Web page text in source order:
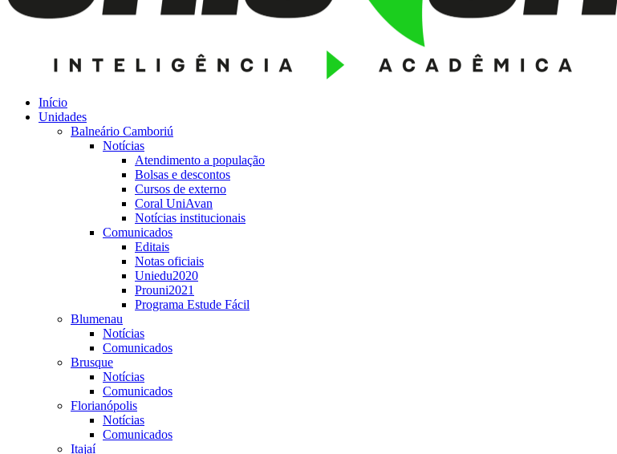
Início
Unidades
Balneário Camboriú
Notícias
Atendimento a população
Bolsas e descontos
Cursos de externo
Coral UniAvan
Notícias institucionais
Comunicados
Editais
Notas oficiais
Uniedu2020
Prouni2021
Programa Estude Fácil
Blumenau
Notícias
Comunicados
Brusque
Notícias
Comunicados
Florianópolis
Notícias
Comunicados
Itajaí